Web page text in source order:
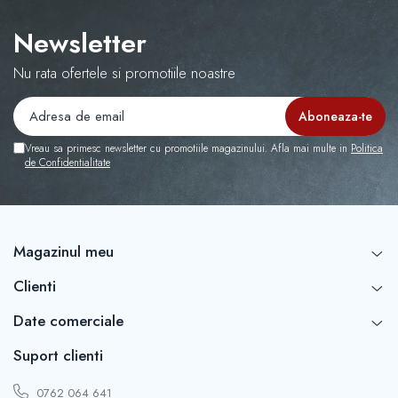
Capace r16 Volvo
Capace r16 VW
Capace roti marimea 12'
Newsletter
Nu rata ofertele si promotiile noastre
Vreau sa primesc newsletter cu promotiile magazinului. Afla mai multe in Politica
de Confidentialitate
Magazinul meu
Clienti
Date comerciale
Suport clienti
0762 064 641